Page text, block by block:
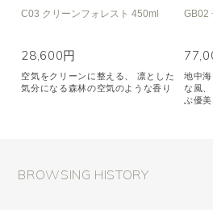
C03 クリーンフォレスト 450ml
28,600円
空気をクリーンに整える、 凛とした
気分になる森林の空気のような香り
GB02
地中
な風
ぶ優
BROWSING HISTORY